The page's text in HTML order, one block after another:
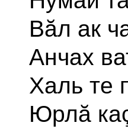
Вăл ак
Анчах
Халь те
Юрлă